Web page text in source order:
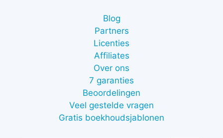
Blog
Partners
Licenties
Affiliates
Over ons
7 garanties
Beoordelingen
Veel gestelde vragen
Gratis boekhoudsjablonen